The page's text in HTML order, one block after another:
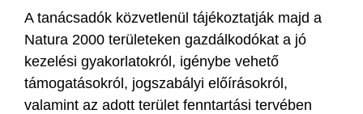
A tanácsadók közvetlenül tájékoztatják majd a
Natura 2000 területeken gazdálkodókat a jó
kezelési gyakorlatokról, igénybe vehető
támogatásokról, jogszabályi előírásokról,
valamint az adott terület fenntartási tervében